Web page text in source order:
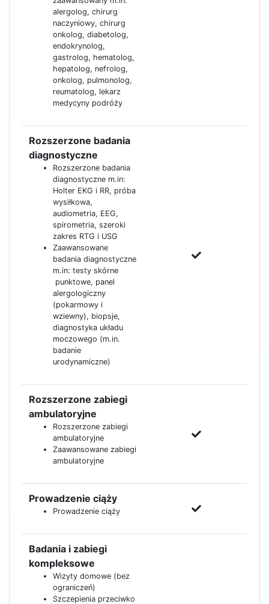
alergolog, chirurg
naczyniowy, chirurg
onkolog, diabetolog,
endokrynolog,
gastrolog, hematolog,
hepatolog, nefrolog,
onkolog, pulmonolog,
reumatolog, lekarz
medycyny podróży
Rozszerzone badania
diagnostyczne
Rozszerzone badania
diagnostyczne m.in:
Holter EKG i RR, próba
wysiłkowa,
audiometria, EEG,
spirometria, szeroki
zakres RTG i USG
Zaawansowane
badania diagnostyczne
m.in: testy skórne
punktowe, panel
alergologiczny
(pokarmowy i
wziewny), biopsje,
diagnostyka układu
moczowego (m.in.
badanie
urodynamiczne)
Rozszerzone zabiegi
ambulatoryjne
Rozszerzone zabiegi
ambulatoryjne
Zaawansowane zabiegi
ambulatoryjne
Prowadzenie ciąży
Prowadzenie ciąży
Badania i zabiegi
kompleksowe
Wizyty domowe (bez
ograniczeń)
Szczepienia przeciwko